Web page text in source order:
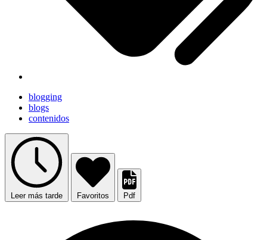
blogging
blogs
contenidos
Leer más tarde Favoritos Pdf